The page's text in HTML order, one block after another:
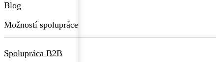
Blog
Možností spolupráce
Spolupráca B2B